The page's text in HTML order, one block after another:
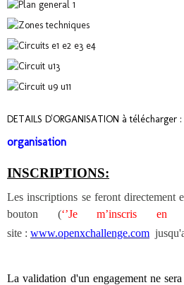
DETAILS D'ORGANISATION à télécharger :
organisation
INSCRIPTIONS:
Les inscriptions se feront directement
bouton (‘’Je m’inscris en
site : www.openxchallenge.com
La validation d'un engagement ne